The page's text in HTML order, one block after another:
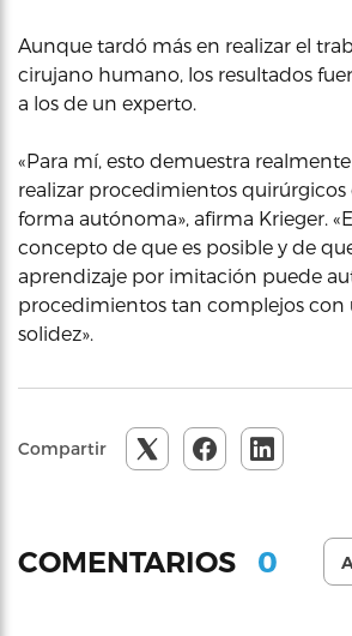
Aunque tardó más en realizar el
cirujano humano, los resultados
a los de un experto.
«Para mí, esto demuestra
realizar procedimientos
forma autónoma», afirma Krieger.
concepto de que es posible y de
aprendizaje por imitación puede
procedimientos tan complejos con
solidez».
Compartir
COMENTARIOS 0